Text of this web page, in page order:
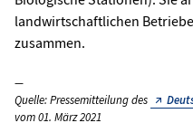
landwirtschaftlichen
zusammen.
Quelle: Pressemitteilung des
vom 01. März 2021